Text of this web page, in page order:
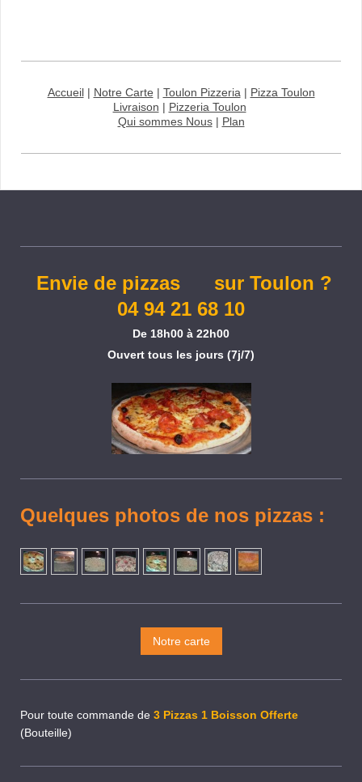
Accueil| Notre Carte | Toulon Pizzeria | Pizza Toulon
Livraison | Pizzeria Toulon
Qui sommes Nous| Plan
Envie de pizzas sur Toulon ?
04 94 21 68 10
De 18h00 à 22h00
Ouvert tous les jours (7j/7)
Quelques photos de nos pizzas :
Notre carte
Pour toute commande de 3 Pizzas 1 Boisson Offerte
(Bouteille)